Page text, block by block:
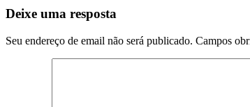
Deixe uma resposta
Seu endereço de email não será publicado. Campos